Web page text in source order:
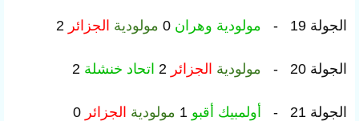
الجولة 19 - مولودية وهران 0 مولودية الجزائر 2
الجولة 20 - مولودية الجزائر 2 اتحاد خنشلة 2
الجولة 21 - أولمبيك أقبو 1 مولودية الجزائر 0